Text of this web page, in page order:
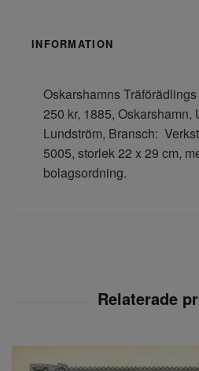
INFORMATION
Oskarshamns
250 kr, 1885, Oskarshamn,
Lundström, Bransch:
5005, storlek 22 x 29 cm,
bolagsordning.